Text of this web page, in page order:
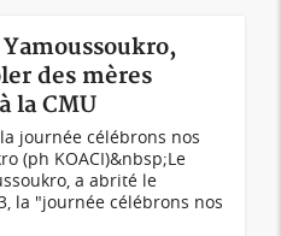
des mères
la CMU
journée célébrons nos
(ph KOACI)&nbsp;Le
a abrité le
la "journée célébrons nos